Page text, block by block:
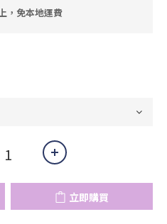
，免本地運費
立即購買